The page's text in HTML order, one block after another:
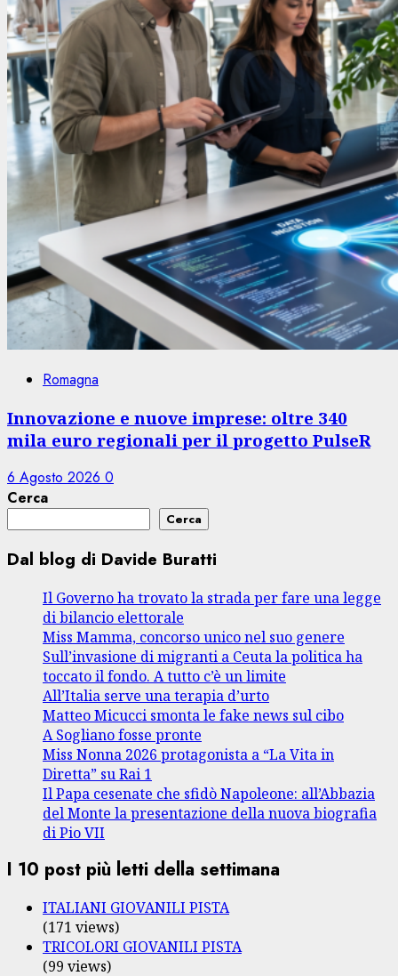
Romagna
Innovazione e nuove imprese: oltre 340
mila euro regionali per il progetto PulseR
6 Agosto 2026 0
Cerca
Cerca
Dal blog di Davide Buratti
Il Governo ha trovato la strada per fare una legge
di bilancio elettorale
Miss Mamma, concorso unico nel suo genere
Sull’invasione di migranti a Ceuta la politica ha
toccato il fondo. A tutto c’è un limite
All’Italia serve una terapia d’urto
Matteo Micucci smonta le fake news sul cibo
A Sogliano fosse pronte
Miss Nonna 2026 protagonista a “La Vita in
Diretta” su Rai 1
Il Papa cesenate che sfidò Napoleone: all’Abbazia
del Monte la presentazione della nuova biografia
di Pio VII
I 10 post più letti della settimana
ITALIANI GIOVANILI PISTA
(171 views)
TRICOLORI GIOVANILI PISTA
(99 views)